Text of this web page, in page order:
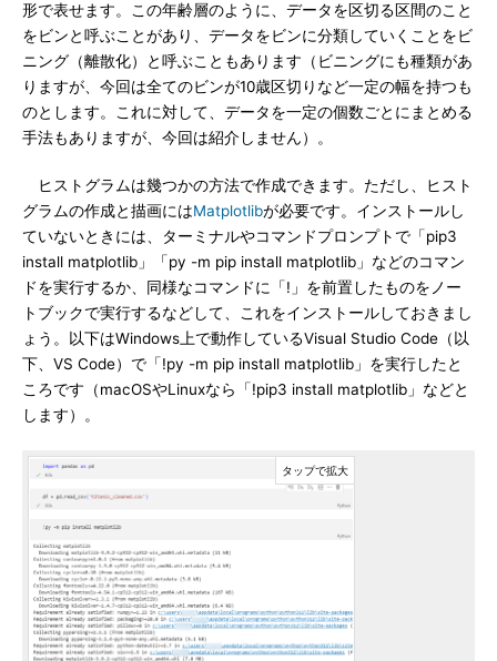
形で表せます。この年齢層のように、データを区切る区間のこと
をビンと呼ぶことがあり、データをビンに分類していくことをビ
ニング（離散化）と呼ぶこともあります（ビニングにも種類があ
りますが、今回は全てのビンが10歳区切りなど一定の幅を持つも
のとします。これに対して、データを一定の個数ごとにまとめる
手法もありますが、今回は紹介しません）。
ヒストグラムは幾つかの方法で作成できます。ただし、ヒスト
グラムの作成と描画にはMatplotlibが必要です。インストールし
ていないときには、ターミナルやコマンドプロンプトで「pip3
install matplotlib」「py -m pip install matplotlib」などのコマン
ドを実行するか、同様なコマンドに「!」を前置したものをノー
トブックで実行するなどして、これをインストールしておきまし
ょう。以下はWindows上で動作しているVisual Studio Code（以
下、VS Code）で「!py -m pip install matplotlib」を実行したと
ころです（macOSやLinuxなら「!pip3 install matplotlib」などと
します）。